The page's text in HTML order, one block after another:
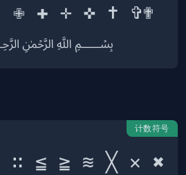
✙ ✚ ✛ ✜ ✝ ✞✟
计数符号
∷ ≦ ≧ ≋ ╳ ✕ ✖